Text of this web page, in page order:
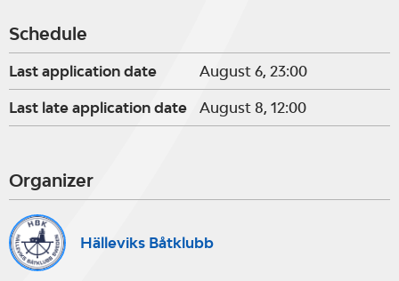
Schedule
Last application date August 6, 23:00
Last late application date August 8, 12:00
Organizer
Hälleviks Båtklubb